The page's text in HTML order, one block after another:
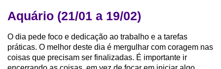
Aquário (21/01 a 19/02)
O dia pede foco e dedicação ao trabalho e a tarefas
práticas. O melhor deste dia é mergulhar com coragem nas
coisas que precisam ser finalizadas. É importante ir